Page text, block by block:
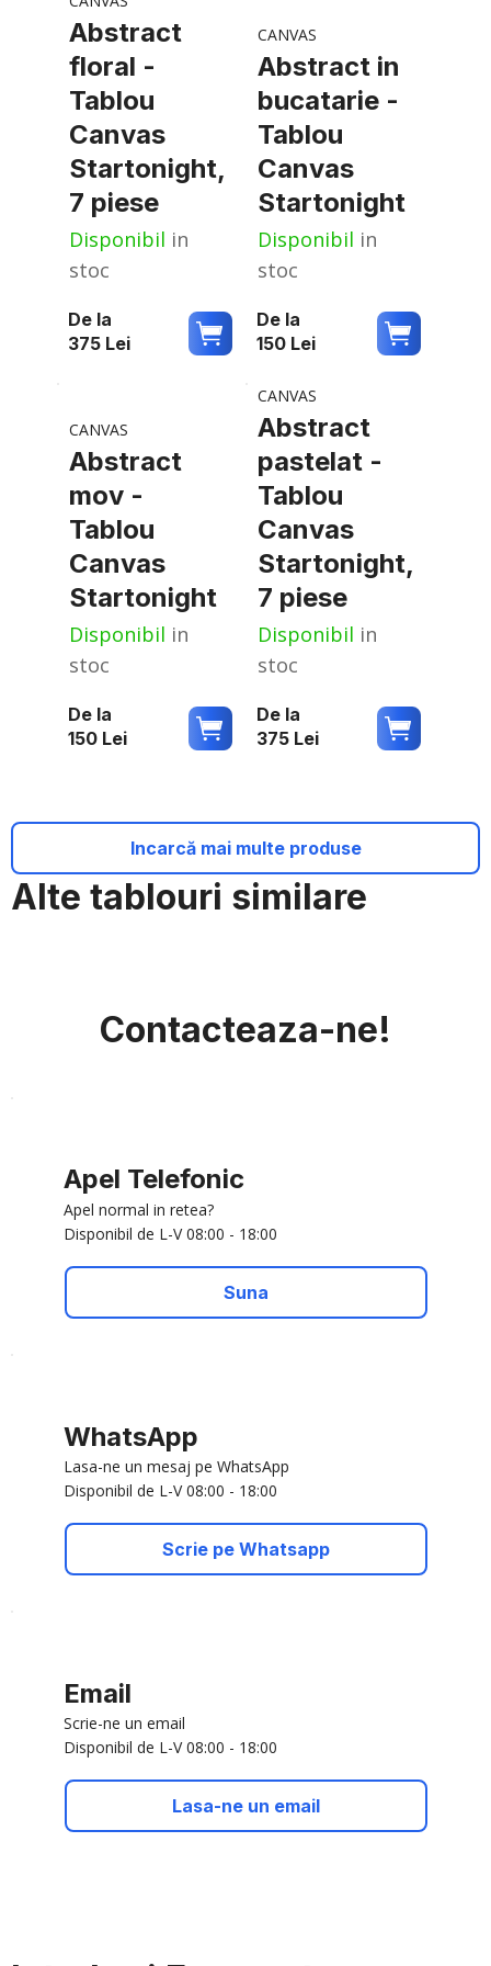
Alte tablouri similare
Abstract
floral -
Tablou
Canvas
Startonight,
7 piese
Disponibil in
stoc
De la
375 Lei
CANVAS
Abstract in
bucatarie -
Tablou
Canvas
Startonight
Disponibil in
stoc
De la
150 Lei
CANVAS
Abstract
mov -
Tablou
Canvas
Startonight
Disponibil in
stoc
De la
150 Lei
CANVAS
Abstract
pastelat -
Tablou
Canvas
Startonight,
7 piese
Disponibil in
stoc
De la
375 Lei
Incarcă mai multe produse
Contacteaza-ne!
Apel Telefonic
Apel normal in retea?
Disponibil de L-V 08:00 - 18:00
Suna
WhatsApp
Lasa-ne un mesaj pe WhatsApp
Disponibil de L-V 08:00 - 18:00
Scrie pe Whatsapp
Email
Scrie-ne un email
Disponibil de L-V 08:00 - 18:00
Lasa-ne un email